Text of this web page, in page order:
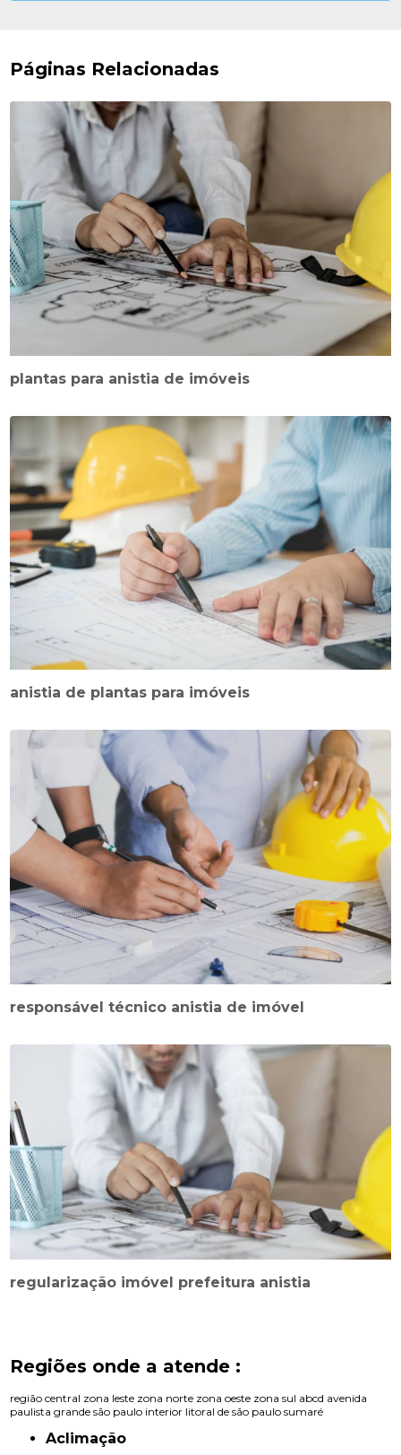
Páginas Relacionadas
plantas para anistia de imóveis
anistia de plantas para imóveis
responsável técnico anistia de imóvel
regularização imóvel prefeitura anistia
Regiões onde a atende :
região central zona leste zona norte zona oeste zona sul abcd avenida
paulista grande são paulo interior litoral de são paulo sumaré
Aclimação